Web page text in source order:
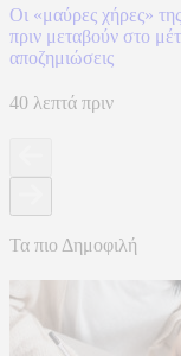
Οι «μαύρες χήρες»
πριν μεταβούν στο
αποζημιώσεις
40 λεπτά πριν
Τα πιο Δημοφιλή